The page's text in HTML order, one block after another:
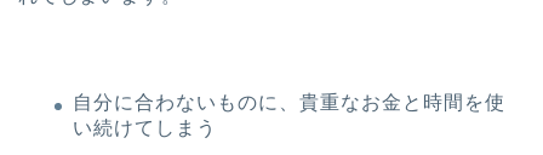
自分に合わないものに、貴重なお金と時間を使
い続けてしまう